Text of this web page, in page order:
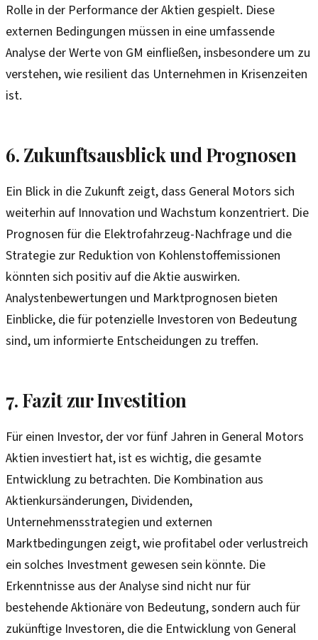
Rolle in der Performance der Aktien gespielt. Diese
externen Bedingungen müssen in eine umfassende
Analyse der Werte von GM einfließen, insbesondere um zu
verstehen, wie resilient das Unternehmen in Krisenzeiten
ist.
6. Zukunftsausblick und Prognosen
Ein Blick in die Zukunft zeigt, dass General Motors sich
weiterhin auf Innovation und Wachstum konzentriert. Die
Prognosen für die Elektrofahrzeug-Nachfrage und die
Strategie zur Reduktion von Kohlenstoffemissionen
könnten sich positiv auf die Aktie auswirken.
Analystenbewertungen und Marktprognosen bieten
Einblicke, die für potenzielle Investoren von Bedeutung
sind, um informierte Entscheidungen zu treffen.
7. Fazit zur Investition
Für einen Investor, der vor fünf Jahren in General Motors
Aktien investiert hat, ist es wichtig, die gesamte
Entwicklung zu betrachten. Die Kombination aus
Aktienkursänderungen, Dividenden,
Unternehmensstrategien und externen
Marktbedingungen zeigt, wie profitabel oder verlustreich
ein solches Investment gewesen sein könnte. Die
Erkenntnisse aus der Analyse sind nicht nur für
bestehende Aktionäre von Bedeutung, sondern auch für
zukünftige Investoren, die die Entwicklung von General